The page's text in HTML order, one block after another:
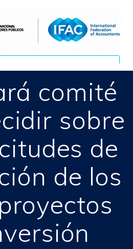
content
comité
sobre
de
de los